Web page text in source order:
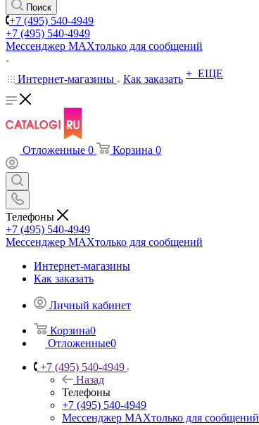
Поиск
+7 (495) 540-4949
+7 (495) 540-4949
Мессенджер МАХтолько для сообщений
Интернет-магазины Как заказать + ЕЩЕ
Отложенные 0 Корзина 0
Телефоны
+7 (495) 540-4949
Мессенджер МАХтолько для сообщений
Интернет-магазины
Как заказать
Личный кабинет
Корзина0
Отложенные0
+7 (495) 540-4949
Назад
Телефоны
+7 (495) 540-4949
Мессенджер МАХтолько для сообщений